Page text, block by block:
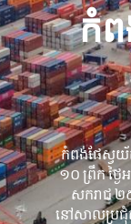
កំព
កំពង់ផែស្វ
១០ ព្រឹក ថ្ងៃ
សករាជ ២
នៅសាលប្រជុំ